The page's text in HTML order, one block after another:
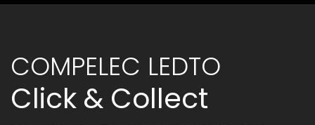
COMPELEC LEDTO
Click & Collect